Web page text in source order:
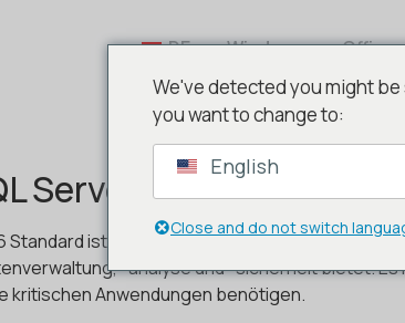
DE Windows Office
Server 2016
Standard ist ein leistungsstarkes und
-analyse und -sicherheit bietet.
kritischen Anwendungen benötigen.
We've detected you might
you want to change to:
English
Close and do not switch